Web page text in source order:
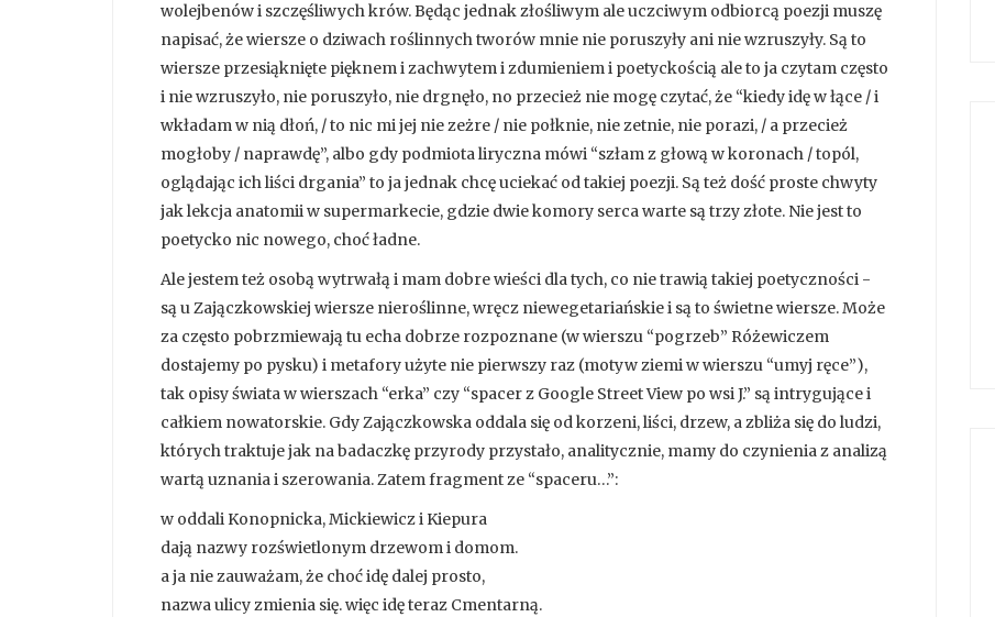
wolejbenów i szczęśliwych krów. Będąc jednak złośliwym ale uczciwym odbiorcą poezji muszę
napisać, że wiersze o dziwach roślinnych tworów mnie nie poruszyły ani nie wzruszyły. Są to
wiersze przesiąknięte pięknem i zachwytem i zdumieniem i poetyckością ale to ja czytam często
i nie wzruszyło, nie poruszyło, nie drgnęło, no przecież nie mogę czytać, że “kiedy idę w łące / i
wkładam w nią dłoń, / to nic mi jej nie zeżre / nie połknie, nie zetnie, nie porazi, / a przecież
mogłoby / naprawdę”, albo gdy podmiota liryczna mówi “szłam z głową w koronach / topól,
oglądając ich liści drgania” to ja jednak chcę uciekać od takiej poezji. Są też dość proste chwyty
jak lekcja anatomii w supermarkecie, gdzie dwie komory serca warte są trzy złote. Nie jest to
poetycko nic nowego, choć ładne.
Ale jestem też osobą wytrwałą i mam dobre wieści dla tych, co nie trawią takiej poetyczności -
są u Zajączkowskiej wiersze nieroślinne, wręcz niewegetariańskie i są to świetne wiersze. Może
za często pobrzmiewają tu echa dobrze rozpoznane (w wierszu “pogrzeb” Różewiczem
dostajemy po pysku) i metafory użyte nie pierwszy raz (motyw ziemi w wierszu “umyj ręce”),
tak opisy świata w wierszach “erka” czy “spacer z Google Street View po wsi J.” są intrygujące i
całkiem nowatorskie. Gdy Zajączkowska oddala się od korzeni, liści, drzew, a zbliża się do ludzi,
których traktuje jak na badaczkę przyrody przystało, analitycznie, mamy do czynienia z analizą
wartą uznania i szerowania. Zatem fragment ze “spaceru…”:
w oddali Konopnicka, Mickiewicz i Kiepura
dają nazwy rozświetlonym drzewom i domom.
a ja nie zauważam, że choć idę dalej prosto,
nazwa ulicy zmienia się. więc idę teraz Cmentarną.